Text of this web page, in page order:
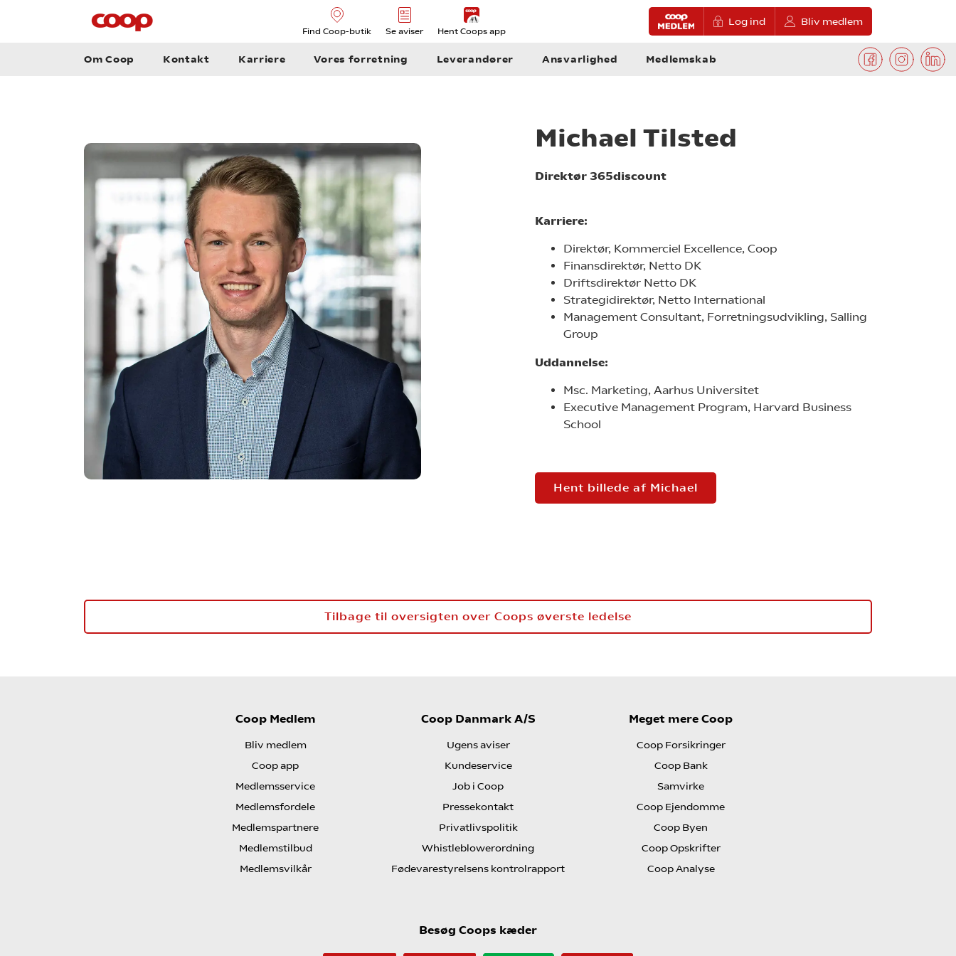
Find Coop-butik Se aviser Hent Coops app
Log ind Bliv medlem
Om Coop Kontakt Karriere Vores forretning Leverandører Ansvarlighed Medlemskab
Michael Tilsted
Direktør 365discount
Karriere:
Direktør, Kommerciel Excellence, Coop
Finansdirektør, Netto DK
Driftsdirektør Netto DK
Strategidirektør, Netto International
Management Consultant, Forretningsudvikling, Salling
Group
Uddannelse:
Msc. Marketing, Aarhus Universitet
Executive Management Program, Harvard Business
School
Hent billede af Michael
Tilbage til oversigten over Coops øverste ledelse
Coop Medlem
Bliv medlem
Coop app
Medlemsservice
Medlemsfordele
Medlemspartnere
Medlemstilbud
Medlemsvilkår
Coop Danmark A/S
Ugens aviser
Kundeservice
Job i Coop
Pressekontakt
Privatlivspolitik
Whistleblowerordning
Fødevarestyrelsens kontrolrapport
Meget mere Coop
Coop Forsikringer
Coop Bank
Samvirke
Coop Ejendomme
Coop Byen
Coop Opskrifter
Coop Analyse
Besøg Coops kæder